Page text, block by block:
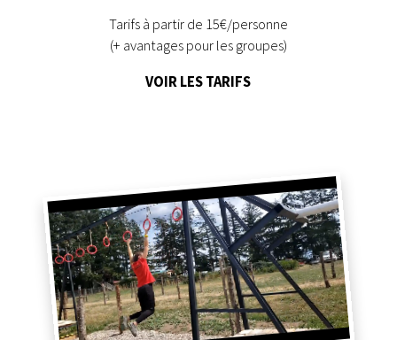
Tarifs à partir de 15€/personne
(+ avantages pour les groupes)
VOIR LES TARIFS